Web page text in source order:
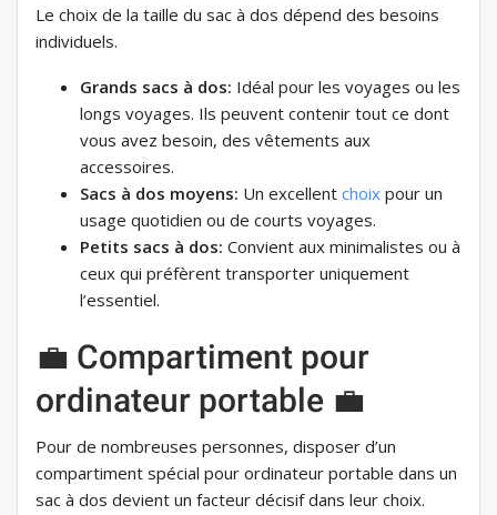
Le choix de la taille du sac à dos dépend des besoins
individuels.
Grands sacs à dos: Idéal pour les voyages ou les
longs voyages. Ils peuvent contenir tout ce dont
vous avez besoin, des vêtements aux
accessoires.
Sacs à dos moyens: Un excellent choix pour un
usage quotidien ou de courts voyages.
Petits sacs à dos: Convient aux minimalistes ou à
ceux qui préfèrent transporter uniquement
l’essentiel.
💼 Compartiment pour
ordinateur portable 💼
Pour de nombreuses personnes, disposer d’un
compartiment spécial pour ordinateur portable dans un
sac à dos devient un facteur décisif dans leur choix.